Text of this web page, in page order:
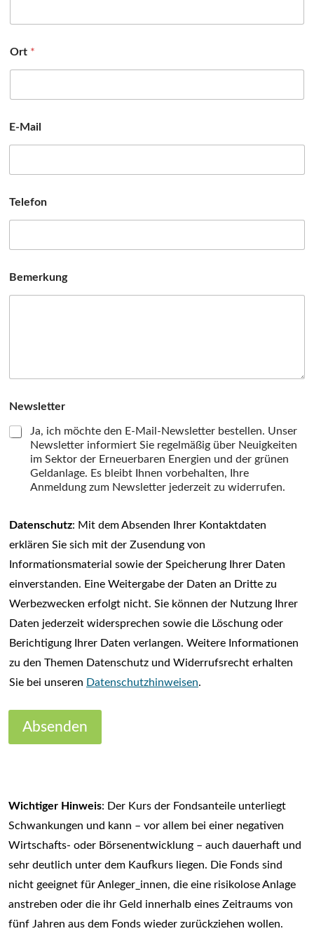
Ort *
E-Mail
Telefon
Bemerkung
Newsletter
Ja, ich möchte den E-Mail-Newsletter bestellen. Unser
Newsletter informiert Sie regelmäßig über Neuigkeiten
im Sektor der Erneuerbaren Energien und der grünen
Geldanlage. Es bleibt Ihnen vorbehalten, Ihre
Anmeldung zum Newsletter jederzeit zu widerrufen.
Datenschutz: Mit dem Absenden Ihrer Kontaktdaten
erklären Sie sich mit der Zusendung von
Informationsmaterial sowie der Speicherung Ihrer Daten
einverstanden. Eine Weitergabe der Daten an Dritte zu
Werbezwecken erfolgt nicht. Sie können der Nutzung Ihrer
Daten jederzeit widersprechen sowie die Löschung oder
Berichtigung Ihrer Daten verlangen. Weitere Informationen
zu den Themen Datenschutz und Widerrufsrecht erhalten
Sie bei unseren Datenschutzhinweisen.
Absenden
Wichtiger Hinweis: Der Kurs der Fondsanteile unterliegt
Schwankungen und kann – vor allem bei einer negativen
Wirtschafts- oder Börsenentwicklung – auch dauerhaft und
sehr deutlich unter dem Kaufkurs liegen. Die Fonds sind
nicht geeignet für Anleger_innen, die eine risikolose Anlage
anstreben oder die ihr Geld innerhalb eines Zeitraums von
fünf Jahren aus dem Fonds wieder zurückziehen wollen.